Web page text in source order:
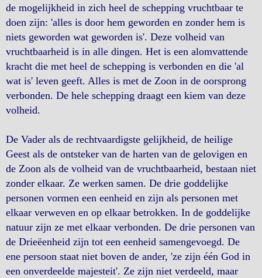
de mogelijkheid in zich heel de schepping vruchtbaar te
doen zijn: 'alles is door hem geworden en zonder hem is
niets geworden wat geworden is'. Deze volheid van
vruchtbaarheid is in alle dingen. Het is een alomvattende
kracht die met heel de schepping is verbonden en die 'al
wat is' leven geeft. Alles is met de Zoon in de oorsprong
verbonden. De hele schepping draagt een kiem van deze
volheid.
De Vader als de rechtvaardigste gelijkheid, de heilige
Geest als de ontsteker van de harten van de gelovigen en
de Zoon als de volheid van de vruchtbaarheid, bestaan niet
zonder elkaar. Ze werken samen. De drie goddelijke
personen vormen een eenheid en zijn als personen met
elkaar verweven en op elkaar betrokken. In de goddelijke
natuur zijn ze met elkaar verbonden. De drie personen van
de Drieëenheid zijn tot een eenheid samengevoegd. De
ene persoon staat niet boven de ander, 'ze zijn één God in
een onverdeelde majesteit'. Ze zijn niet verdeeld, maar